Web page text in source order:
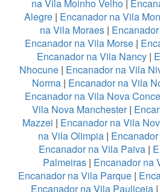
na Vila Moinho Velho |
Alegre| Encanador na Vila
na Vila Moraes|
Encanador na Vila Morse |
Encanador na Vila Nancy |
Nhocune| Encanador na Vila
Norma | Encanador na Vila
Encanador na Vila Nova
Vila Nova Manchester|
Mazzei | Encanador na Vila
na Vila Olimpia |
Encanador na Vila Paiva|
Palmeiras| Encanador na
Encanador na Vila Parque |
Encanador na Vila Pauliceia|